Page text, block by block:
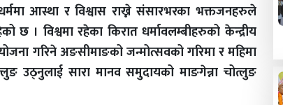
आस्था र विश्वास राख्ने संसारभरका भक्तजनहरुले
छ । विश्वमा रहेका किरात धर्मावलम्बीहरुको केन्द्रीय
गरिने अङसीमाङको जन्मोत्सवको गरिमा र महिमा
उठ्नुलाई सारा मानव समुदायको माङगेन्ना चोत्लुङ